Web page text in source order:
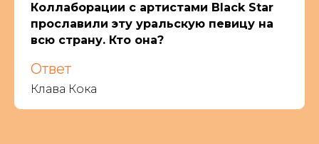
Коллаборации с артистами Black Star
прославили эту уральскую певицу на
всю страну. Кто она?
Ответ
Клава Кока